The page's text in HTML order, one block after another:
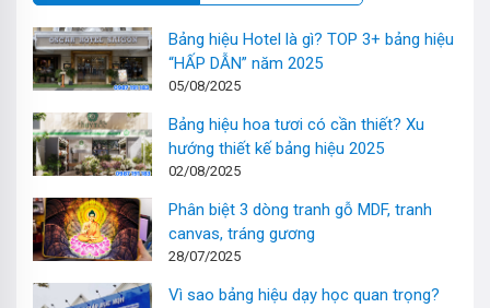
Bảng hiệu Hotel là gì? TOP 3+ bảng hiệu
“HẤP DẪN” năm 2025
05/08/2025
Bảng hiệu hoa tươi có cần thiết? Xu
hướng thiết kế bảng hiệu 2025
02/08/2025
Phân biệt 3 dòng tranh gỗ MDF, tranh
canvas, tráng gương
28/07/2025
Vì sao bảng hiệu dạy học quan trọng?